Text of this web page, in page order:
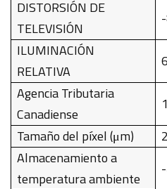
DISTORSIÓN DE
TELEVISIÓN
ILUMINACIÓN
RELATIVA
Agencia Tributaria
Canadiense
Tamaño del píxel (μm)
Almacenamiento a
temperatura ambiente